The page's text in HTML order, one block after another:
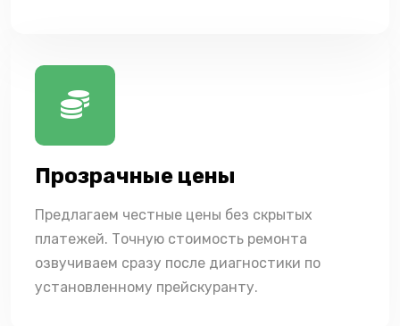
Прозрачные цены
Предлагаем честные цены без скрытых
платежей. Точную стоимость ремонта
озвучиваем сразу после диагностики по
установленному прейскуранту.